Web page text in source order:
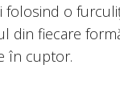
folosind o
din fiecare
în cuptor.